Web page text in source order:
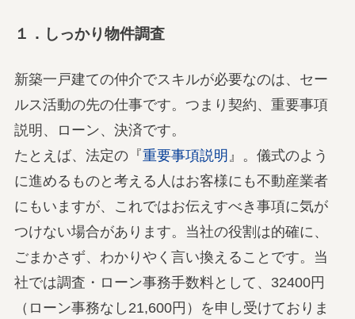
１．しっかり物件調査
新築一戸建ての仲介でスキルが必要なのは、セー
ルス活動の先の仕事です。つまり契約、重要事項
説明、ローン、決済です。
たとえば、法定の『重要事項説明 』。儀式のよう
に進めるものと考える人はお客様にも不動産業者
にもいますが、これではお伝えすべき事項に気が
つけない場合があります。当社の役割は的確に、
ごまかさず、わかりやく言い換えることです。当
社では調査・ローン事務手数料として、32400円
（ローン事務なし21,600円）を申し受けておりま